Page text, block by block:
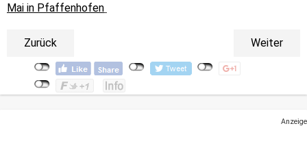
Mai in Pfaffenhofen
Zurück Weiter
Anzeige